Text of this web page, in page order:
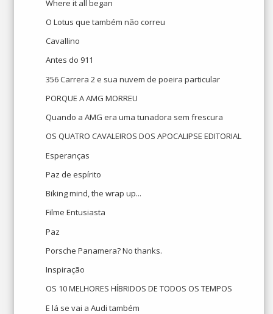
Where it all began
O Lotus que também não correu
Cavallino
Antes do 911
356 Carrera 2 e sua nuvem de poeira particular
PORQUE A AMG MORREU
Quando a AMG era uma tunadora sem frescura
OS QUATRO CAVALEIROS DOS APOCALIPSE EDITORIAL
Esperanças
Paz de espírito
Biking mind, the wrap up...
Filme Entusiasta
Paz
Porsche Panamera? No thanks.
Inspiração
OS 10 MELHORES HÍBRIDOS DE TODOS OS TEMPOS
E lá se vai a Audi também